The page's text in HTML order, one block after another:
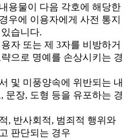
용물이 다음 각호에 해당한
우에 이용자에게 사전 통지
습니다.
자 또는 제 3자를 비방하거
으로 명예를 손상시키는 경
및 미풍양속에 위반되는 내
문장, 도형 등을 유포하는 경
, 반사회적, 범죄적 행위와
판단되는 경우